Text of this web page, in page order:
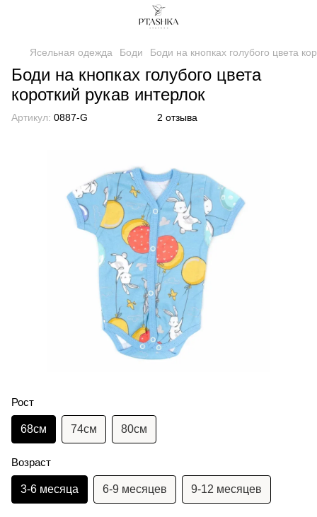
Ясельная одежда Боди Боди на кнопках голубого цвета
Боди на кнопках голубого цвета
короткий рукав интерлок
Артикул: 0887-G 2 отзыва
Рост
68см 74см 80см
Возраст
3-6 месяца 6-9 месяцев 9-12 месяцев